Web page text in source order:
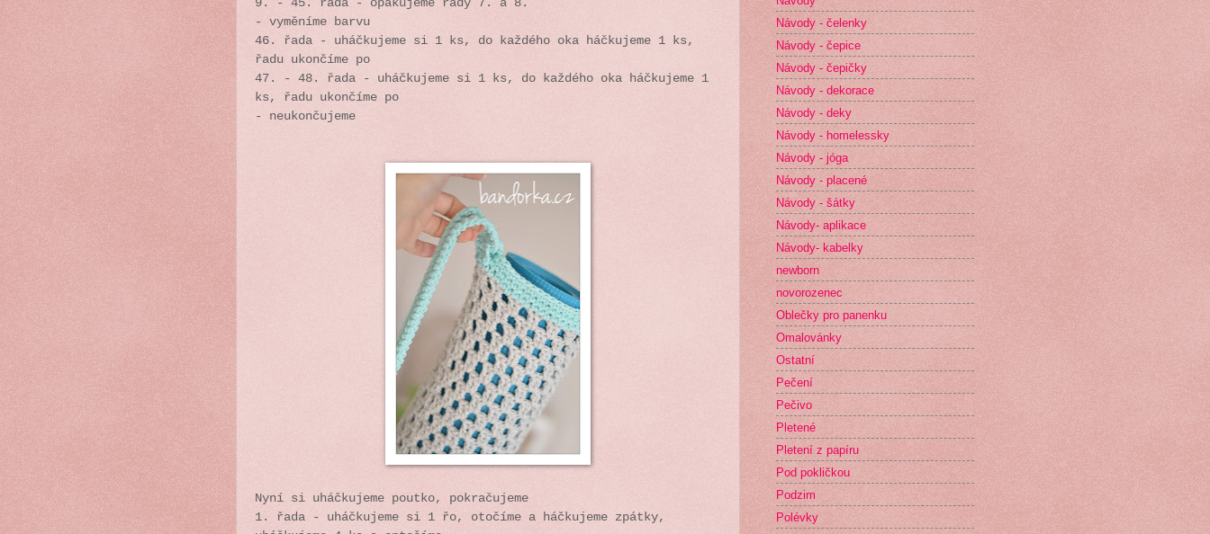
9. - 45. řada - opakujeme řady 7. a 8.
- vyměníme barvu
46. řada - uháčkujeme si 1 ks, do každého oka háčkujeme 1 ks,
řadu ukončíme po
47. - 48. řada - uháčkujeme si 1 ks, do každého oka háčkujeme 1
ks, řadu ukončíme po
- neukončujeme
Nyní si uháčkujeme poutko, pokračujeme
1. řada - uháčkujeme si 1 řo, otočíme a háčkujeme zpátky,
Návody - čelenky
Návody - čepice
Návody - čepičky
Návody - dekorace
Návody - deky
Návody - homelessky
Návody - jóga
Návody - placené
Návody - šátky
Návody- aplikace
Návody- kabelky
newborn
novorozenec
Oblečky pro panenku
Omalovánky
Ostatní
Pečení
Pečivo
Pletené
Pletení z papíru
Pod pokličkou
Podzim
Polévky